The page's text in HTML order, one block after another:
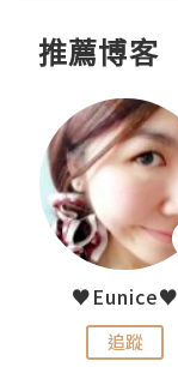
推薦博客
♥Eunice♥
追蹤